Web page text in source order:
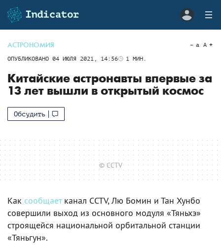
АСТРОНОМИЯ
ОПУБЛИКОВАНО 04 ИЮЛЯ 2021, 14:56 1 МИН.
a A
Китайские астронавты впервые за
13 лет вышли в открытый космос
Обсудить
© CCTV
Как сообщаетканал CCTV, Лю Бомин и Тан Хунбо
совершили выход из основного модуля «Тяньхэ»
строящейся национальной орбитальной станции
«Тяньгун».